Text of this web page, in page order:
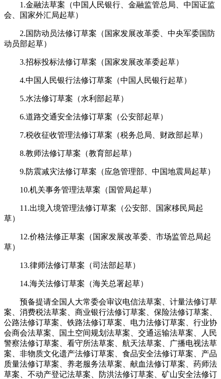
1.金融法草案（中国人民银行、金融监管总局、中国证监
会、国家外汇局起草）
2.国防动员法修订草案（国家发展改革委、中央军委国防
动员部起草）
3.招标投标法修订草案（国家发展改革委起草）
4.中国人民银行法修订草案（中国人民银行起草）
5.水法修订草案（水利部起草）
6.道路交通安全法修订草案（公安部起草）
7.税收征收管理法修订草案（税务总局、财政部起草）
8.教师法修订草案（教育部起草）
9.防震减灾法修订草案（应急管理部、中国地震局起草）
10.机关事务管理法草案（国管局起草）
11.出境入境管理法修订草案（公安部、国家移民局起
草）
12.价格法修正草案（国家发展改革委、市场监管总局起
草）
13.律师法修订草案（司法部起草）
14.海关法修订草案（海关总署起草）
预备提请全国人大常委会审议电信法草案、计量法修订草
案、消费税法草案、商业银行法修订草案、保险法修订草案、
公路法修订草案、铁路法修订草案、电力法修订草案、行业协
会商会法草案、国土空间规划法草案、交通运输法草案、人民
警察法修订草案、看守所法草案、航天法草案、广播电视法草
案、非物质文化遗产法修订草案、食品安全法修订草案、产品
质量法修订草案、养老服务法草案、献血法修订草案、药师法
草案、不动产登记法草案、防洪法修订草案、矿山安全法修订